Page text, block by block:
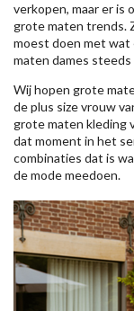
verkopen, maar er is
grote maten trends.
moest doen met
maten dames
Wij hopen grote
de plus size vrouw
grote maten kleding
dat moment in het
combinaties dat is
de mode meedoen.